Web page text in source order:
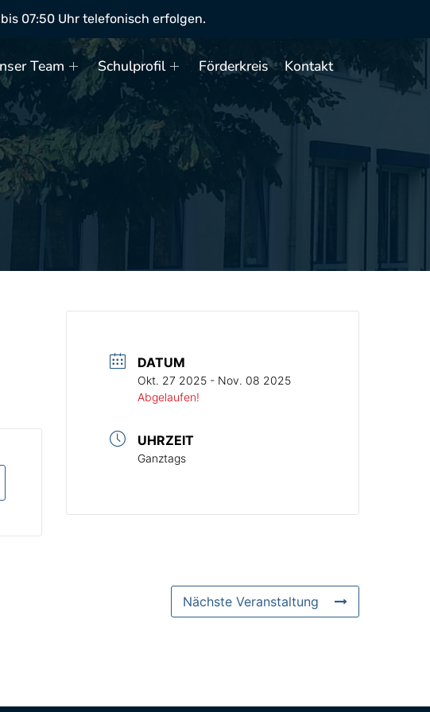
07:50 Uhr telefonisch erfolgen.
Team Schulprofil Förderkreis Kontakt
DATUM
Okt. 27 2025 - Nov. 08 2025
Abgelaufen!
UHRZEIT
Ganztags
Nächste Veranstaltung